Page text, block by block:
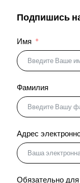
Подпишись
Имя
Фамилия
Адрес
Обязательно